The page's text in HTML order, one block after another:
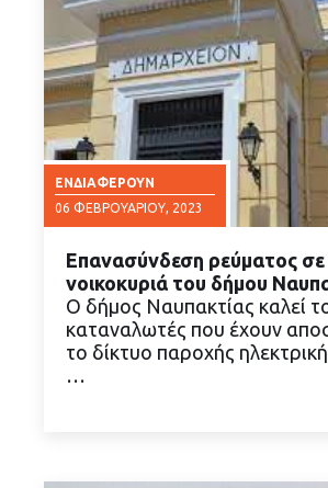
ΕΝΔΙΑΦΈΡΟΥΝ
06 ΦΕΒΡΟΥΑΡΊΟΥ, 2023
ΔΙΑΒΑΣΤΕ
Επανασύνδεση ρεύματος
νοικοκυριά του δήμου
Ο δήμος Ναυπακτίας καλεί
καταναλωτές που έχουν
το δίκτυο παροχής
…